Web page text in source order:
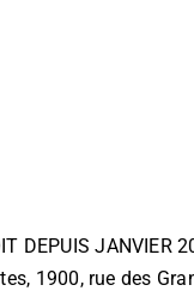
DEPUIS JANVIER
1900, rue des